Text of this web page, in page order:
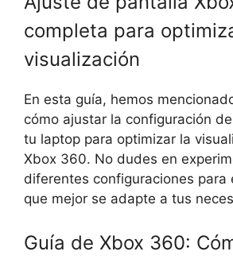
completa para
visualización
En esta guía, hemos
cómo ajustar la configuración
tu laptop para optimizar la
Xbox 360. No dudes en
diferentes configuraciones para
que mejor se adapte a tus
Guía de Xbox 360: